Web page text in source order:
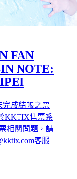
FAN
NOTE:
完成結帳之票
KKTIX售票系
相關問題，請
客服